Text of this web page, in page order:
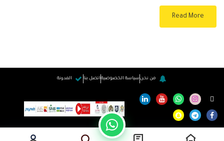
Read More
من نحن سياسة الخصوصية اتصل بنا المدونة